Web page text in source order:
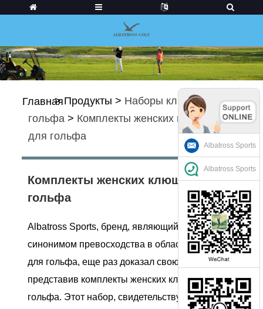
Главная
> Продукты > Наборы клюшек для
гольфа > Комплекты женских клюшек
для гольфа
Комплекты женских клюшек для
гольфа
Albatross Sports, бренд, являющийся
синонимом превосходства в области клюшек
для гольфа, еще раз доказал свою силу,
представив комплекты женских клюшек для
гольфа. Этот набор, свидетельствующий о
Albatross Sports
Albatross Sports